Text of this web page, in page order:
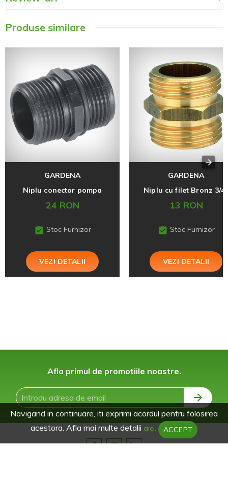
Produse similare
GARDENA
Niplu conector pompa
24 RON
Stoc Furnizor
VEZI DETALII
GARDENA
Niplu cu filet Bronz 3/4''
13 RON
Stoc Furnizor
VEZI DETALII
Afla primul de promotiile noastre.
Navigand in continuare, iti exprimi acordul pentru folosirea
acestora. Afla mai multe detalii aici. ACCEPT